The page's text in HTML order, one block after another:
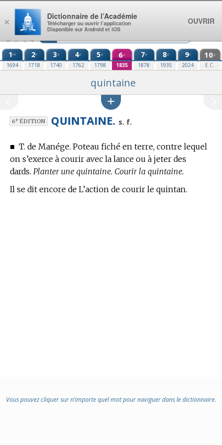
Aller au contenu
1re
1694
2e
1718
3e
1740
4e
1762
5e
1798
6e
1835
7e
1878
8e
1935
9e
2024
10e
E.C.
quintaine
6eÉDITION QUINTAINE. s. f.
■ T. de Manége. Poteau fiché en terre, contre lequel
on s’exerce à courir avec la lance ou à jeter des
dards. Planter une quintaine. Courir la quintaine.
Il se dit encore de L’action de courir le quintan.
Vous pouvez cliquer sur n’importe quel mot pour naviguer dans le dictionnaire.
×
Dictionnaire de l’Académie
Télécharger ou ouvrir l’application
Disponible sur Android et iOS
OUVRIR